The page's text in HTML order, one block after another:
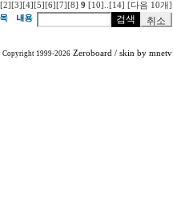
[2] [3] [4] [5] [6] [7] [8] 9 [10] [14] [다음 10개]
Copyright 1999-2026 Zeroboard / skin by mnetv